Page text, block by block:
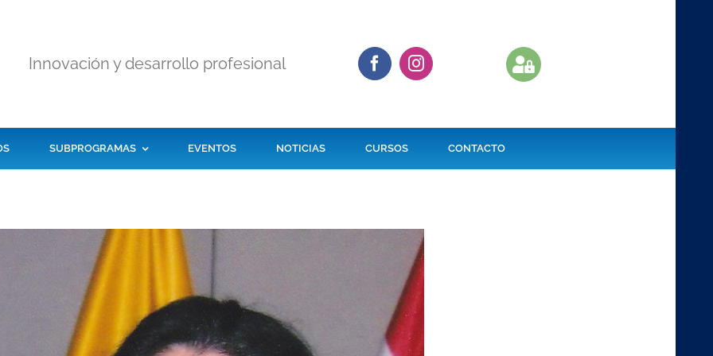
Innovación y desarrollo profesional
SUBPROGRAMAS EVENTOS NOTICIAS CURSOS CONTACTO